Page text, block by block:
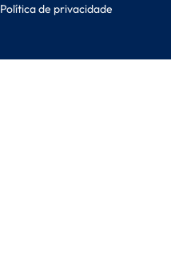
Política de privacidade